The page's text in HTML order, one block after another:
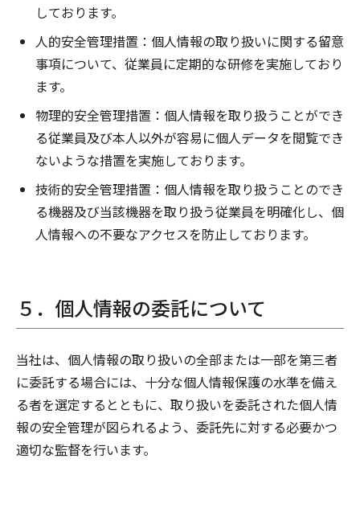
しております。
人的安全管理措置：個人情報の取り扱いに関する留意
事項について、従業員に定期的な研修を実施しており
ます。
物理的安全管理措置：個人情報を取り扱うことができ
る従業員及び本人以外が容易に個人データを閲覧でき
ないような措置を実施しております。
技術的安全管理措置：個人情報を取り扱うことのでき
る機器及び当該機器を取り扱う従業員を明確化し、個
人情報への不要なアクセスを防止しております。
５．個人情報の委託について
当社は、個人情報の取り扱いの全部または一部を第三者
に委託する場合には、十分な個人情報保護の水準を備え
る者を選定するとともに、取り扱いを委託された個人情
報の安全管理が図られるよう、委託先に対する必要かつ
適切な監督を行います。